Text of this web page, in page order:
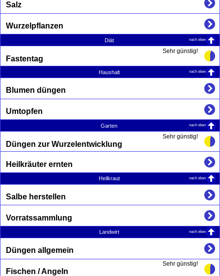
Salz
Wurzelpflanzen
Diät nach oben
Sehr günstig!
Fastentag
Haushalt nach oben
Blumen düngen
Umtopfen
Garten nach oben
Sehr günstig!
Düngen zur Wurzelentwicklung
Heilkräuter ernten
Heilkraut nach oben
Salbe herstellen
Vorratssammlung
Landwirt nach oben
Düngen allgemein
Sehr günstig!
Fischen / Angeln